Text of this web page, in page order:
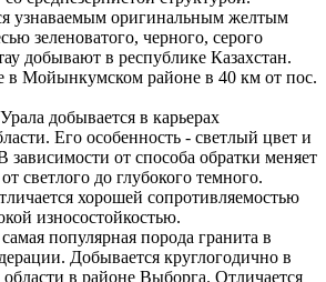
узнаваемым оригинальным желтым
зеленоватого, черного, серого
добывают в республике Казахстан.
в Мойынкумском районе в 40 км от пос.
добывается в карьерах
Его особенность - светлый цвет и
зависимости от способа обратки меняет
светлого до глубокого темного.
хорошей сопротивляемостью
износостойкостью.
популярная порода гранита в
Добывается круглогодично в
в районе Выборга. Отличается